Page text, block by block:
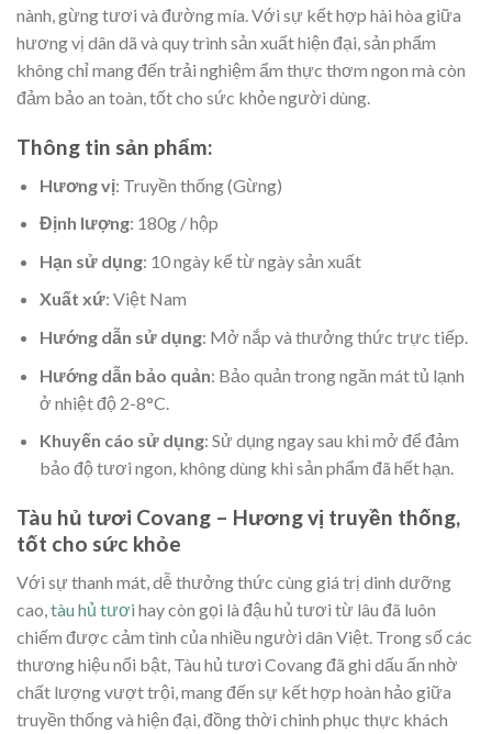
nành, gừng tươi và đường mía. Với sự kết hợp hài hòa giữa
hương vị dân dã và quy trình sản xuất hiện đại, sản phẩm
không chỉ mang đến trải nghiệm ẩm thực thơm ngon mà còn
đảm bảo an toàn, tốt cho sức khỏe người dùng.
Thông tin sản phẩm:
Hương vị: Truyền thống (Gừng)
Định lượng: 180g / hộp
Hạn sử dụng: 10 ngày kể từ ngày sản xuất
Xuất xứ: Việt Nam
Hướng dẫn sử dụng: Mở nắp và thưởng thức trực tiếp.
Hướng dẫn bảo quản: Bảo quản trong ngăn mát tủ lạnh
ở nhiệt độ 2-8°C.
Khuyến cáo sử dụng: Sử dụng ngay sau khi mở để đảm
bảo độ tươi ngon, không dùng khi sản phẩm đã hết hạn.
Tàu hủ tươi Covang – Hương vị truyền thống,
tốt cho sức khỏe
Với sự thanh mát, dễ thưởng thức cùng giá trị dinh dưỡng
cao, tàu hủ tươihay còn gọi là đậu hủ tươi từ lâu đã luôn
chiếm được cảm tình của nhiều người dân Việt. Trong số các
thương hiệu nổi bật, Tàu hủ tươi Covang đã ghi dấu ấn nhờ
chất lượng vượt trội, mang đến sự kết hợp hoàn hảo giữa
truyền thống và hiện đại, đồng thời chinh phục thực khách